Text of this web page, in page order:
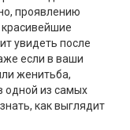
проявлению
увидеть после
если в ваши
женитьба,
одной из самых
как выглядит